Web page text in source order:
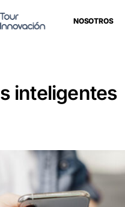
NOSOTROS
inteligentes